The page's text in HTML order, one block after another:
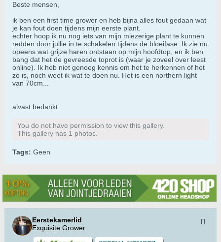
Beste mensen,
ik ben een first time grower en heb bijna alles fout gedaan wat
je kan fout doen tijdens mijn eerste plant.
echter hoop ik nu nog iets van mijn miezerige plant te kunnen
redden door jullie in te schakelen tijdens de bloeifase. Ik zie nu
opeens wat grijze haren ontstaan op mijn hoofdtop, en ik ben
bang dat het de gevreesde toprot is (waar je zoveel over leest
online). Ik heb niet genoeg kennis om het te herkennen of het
zo is, noch weet ik wat te doen nu. Het is een northern light
van 70cm...
alvast bedankt.
You do not have permission to view this gallery.
This gallery has 1 photos.
Tags: Geen
Eerstekamerlid
Exquisite Grower